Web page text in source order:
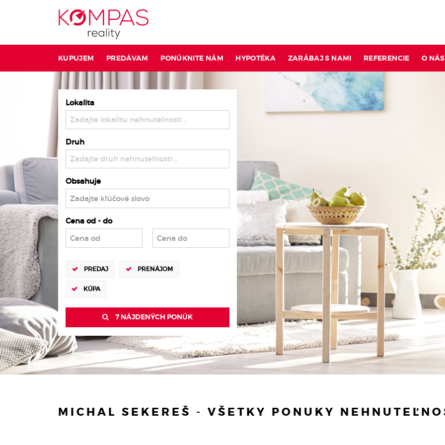
KUPUJEM PREDÁVAM PONÚKNITE NÁM HYPOTÉKA ZARÁBAJ S NAMI REFERENCIE O NÁS
Lokalita
Zadajte lokalitu nehnuteľnosti ..
Druh
Zadajte druh nehnuteľnosti ..
Obsahuje
Cena od - do
PREDAJ PRENÁJOM
KÚPA
7 NÁJDENÝCH PONÚK
MICHAL SEKEREŠ - VŠETKY PONUKY